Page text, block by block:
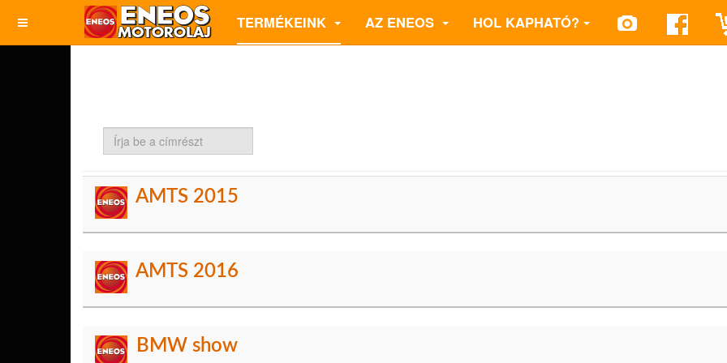
TERMÉKEINK AZ ENEOS HOL KAPHATÓ?
Írja
a
AMTS 2015
AMTS 2016
BMW show